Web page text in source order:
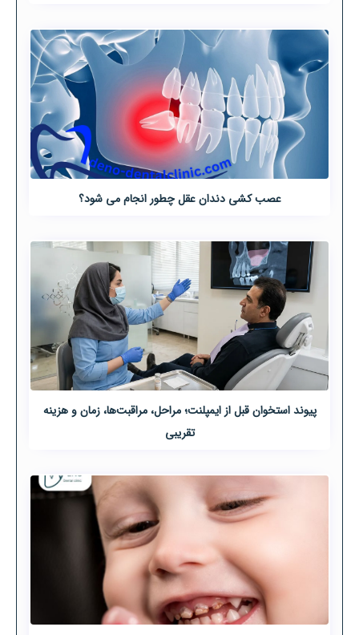
عصب کشی دندان عقل چطور انجام می شود؟
پیوند استخوان قبل از ایمپلنت؛ مراحل، مراقبت‌ها، زمان و هزینه
تقریبی